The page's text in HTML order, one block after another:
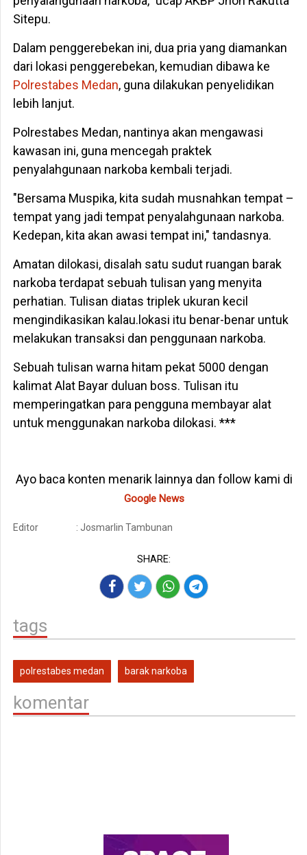
Sitepu.
Dalam penggerebekan ini, dua pria yang diamankan
dari lokasi penggerebekan, kemudian dibawa ke
Polrestabes Medan, guna dilakukan penyelidikan
lebih lanjut.
Polrestabes Medan, nantinya akan mengawasi
kawasan ini, guna mencegah praktek
penyalahgunaan narkoba kembali terjadi.
"Bersama Muspika, kita sudah musnahkan tempat –
tempat yang jadi tempat penyalahgunaan narkoba.
Kedepan, kita akan awasi tempat ini," tandasnya.
Amatan dilokasi, disalah satu sudut ruangan barak
narkoba terdapat sebuah tulisan yang menyita
perhatian. Tulisan diatas triplek ukuran kecil
mengindikasikan kalau.lokasi itu benar-benar untuk
melakukan transaksi dan penggunaan narkoba.
Sebuah tulisan warna hitam pekat 5000 dengan
kalimat Alat Bayar duluan boss. Tulisan itu
memperingatkan para pengguna membayar alat
untuk menggunakan narkoba dilokasi. ***
Ayo baca konten menarik lainnya dan follow kami di
Google News
Editor : Josmarlin Tambunan
SHARE:
tags
polrestabes medan barak narkoba
komentar